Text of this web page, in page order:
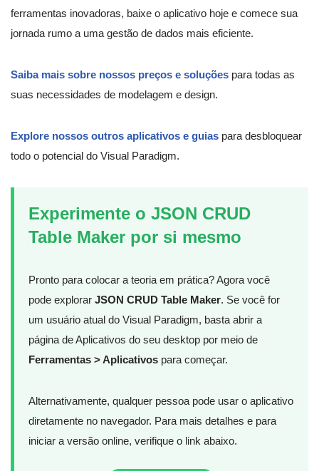
ferramentas inovadoras, baixe o aplicativo hoje e comece sua
jornada rumo a uma gestão de dados mais eficiente.
Saiba mais sobre nossos preços e soluções para todas as
suas necessidades de modelagem e design.
Explore nossos outros aplicativos e guias para desbloquear
todo o potencial do Visual Paradigm.
Experimente o JSON CRUD
Table Maker por si mesmo
Pronto para colocar a teoria em prática? Agora você
pode explorar JSON CRUD Table Maker. Se você for
um usuário atual do Visual Paradigm, basta abrir a
página de Aplicativos do seu desktop por meio de
Ferramentas > Aplicativos para começar.
Alternativamente, qualquer pessoa pode usar o aplicativo
diretamente no navegador. Para mais detalhes e para
iniciar a versão online, verifique o link abaixo.